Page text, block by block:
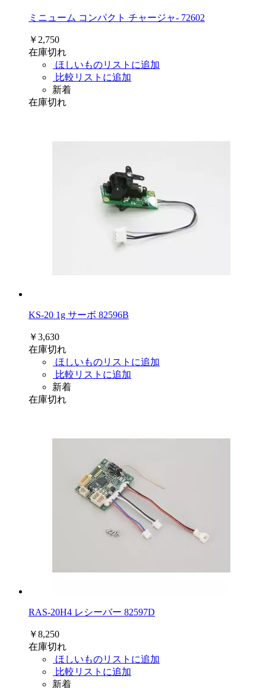
ミニューム コンパクト チャージャ- 72602
￥2,750
在庫切れ
ほしいものリストに追加
比較リストに追加
新着
在庫切れ
KS-20 1g サーボ 82596B
￥3,630
在庫切れ
ほしいものリストに追加
比較リストに追加
新着
在庫切れ
RAS-20H4 レシーバー 82597D
￥8,250
在庫切れ
ほしいものリストに追加
比較リストに追加
新着